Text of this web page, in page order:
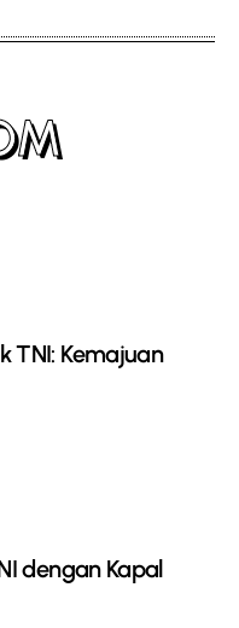
TNI: Kemajuan
dengan Kapal